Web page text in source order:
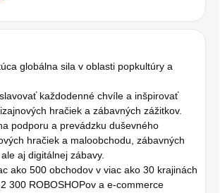
globálna sila v oblasti popkultúry a
každodenné chvíle a inšpirovať
hračiek a zábavných zážitkov.
podporu a prevádzku duševného
hračiek a maloobchodu, zábavných
aj digitálnej zábavy.
ako 500 obchodov v viac ako 30 krajinách
300 ROBOSHOPov a e-commerce